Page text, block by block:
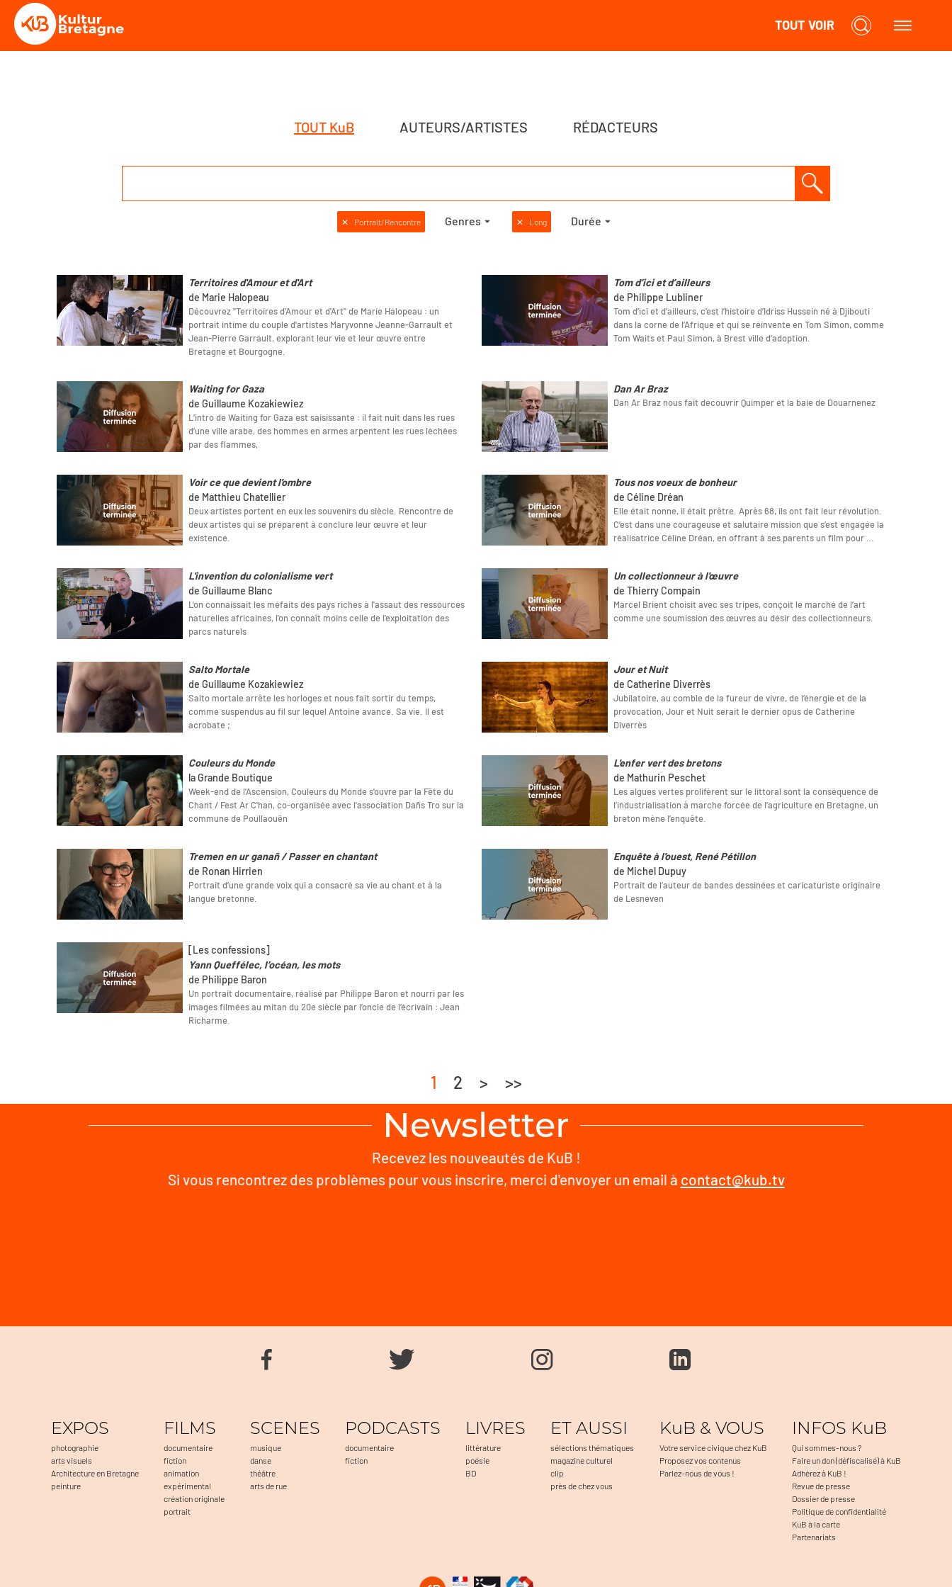
TOUT VOIR
TOUT KuB AUTEURS/ARTISTES RÉDACTEURS
✕ Portrait/Rencontre Genres ✕ Long Durée
Territoires d'Amour et d'Art
de Marie Halopeau
Découvrez "Territoires d'Amour et d'Art" de Marie Halopeau : un
portrait intime du couple d'artistes Maryvonne Jeanne-Garrault et
Jean-Pierre Garrault, explorant leur vie et leur œuvre entre
Bretagne et Bourgogne.
Tom d’ici et d’ailleurs
de Philippe Lubliner
Tom d’ici et d’ailleurs, c’est l’histoire d’Idriss Hussein né à Djibouti
dans la corne de l’Afrique et qui se réinvente en Tom Simon, comme
Tom Waits et Paul Simon, à Brest ville d’adoption.
Waiting for Gaza
de Guillaume Kozakiewiez
L’intro de Waiting for Gaza est saisissante : il fait nuit dans les rues
d’une ville arabe, des hommes en armes arpentent les rues léchées
par des flammes,
Dan Ar Braz
Dan Ar Braz nous fait découvrir Quimper et la baie de Douarnenez
Voir ce que devient l'ombre
de Matthieu Chatellier
Deux artistes portent en eux les souvenirs du siècle. Rencontre de
deux artistes qui se préparent à conclure leur œuvre et leur
existence.
Tous nos voeux de bonheur
de Céline Dréan
Elle était nonne, il était prêtre. Après 68, ils ont fait leur révolution.
C’est dans une courageuse et salutaire mission que s’est engagée la
réalisatrice Céline Dréan, en offrant à ses parents un film pour …
L'invention du colonialisme vert
de Guillaume Blanc
L'on connaissait les méfaits des pays riches à l'assaut des ressources
naturelles africaines, l'on connaît moins celle de l'exploitation des
parcs naturels
Un collectionneur à l'œuvre
de Thierry Compain
Marcel Brient choisit avec ses tripes, conçoit le marché de l’art
comme une soumission des œuvres au désir des collectionneurs.
Salto Mortale
de Guillaume Kozakiewiez
Salto mortale arrête les horloges et nous fait sortir du temps,
comme suspendus au fil sur lequel Antoine avance. Sa vie. Il est
acrobate ;
Jour et Nuit
de Catherine Diverrès
Jubilatoire, au comble de la fureur de vivre, de l’énergie et de la
provocation, Jour et Nuit serait le dernier opus de Catherine
Diverrès
Couleurs du Monde
la Grande Boutique
Week-end de l'Ascension, Couleurs du Monde s'ouvre par la Fête du
Chant / Fest Ar C'han, co-organisée avec l'association Dañs Tro sur la
commune de Poullaouën
L'enfer vert des bretons
de Mathurin Peschet
Les algues vertes prolifèrent sur le littoral sont la conséquence de
l’industrialisation à marche forcée de l’agriculture en Bretagne, un
breton mène l’enquête.
Tremen en ur ganañ / Passer en chantant
de Ronan Hirrien
Portrait d’une grande voix qui a consacré sa vie au chant et à la
langue bretonne.
Enquête à l'ouest, René Pétillon
de Michel Dupuy
Portrait de l’auteur de bandes dessinées et caricaturiste originaire
de Lesneven
[Les confessions]
Yann Queffélec, l’océan, les mots
de Philippe Baron
Un portrait documentaire, réalisé par Philippe Baron et nourri par les
images filmées au mitan du 20e siècle par l’oncle de l’écrivain : Jean
Richarme.
1 2 > >>
Newsletter
Recevez les nouveautés de KuB !
Si vous rencontrez des problèmes pour vous inscrire, merci d'envoyer un email à contact@kub.tv
EXPOS
photographie
arts visuels
Architecture en Bretagne
peinture
FILMS
documentaire
fiction
animation
expérimental
création originale
portrait
SCENES
musique
danse
théâtre
arts de rue
PODCASTS
documentaire
fiction
LIVRES
littérature
poésie
BD
ET AUSSI
sélections thématiques
magazine culturel
clip
près de chez vous
KuB & VOUS
Votre service civique chez KuB
Proposez vos contenus
Parlez-nous de vous !
INFOS KuB
Qui sommes-nous ?
Faire un don (défiscalisé) à KuB
Adhérez à KuB !
Revue de presse
Dossier de presse
Politique de confidentialité
KuB à la carte
Partenariats